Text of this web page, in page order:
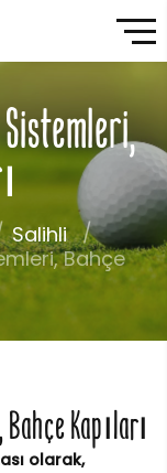
Salihli
Bahçe
Kapıları
olarak,